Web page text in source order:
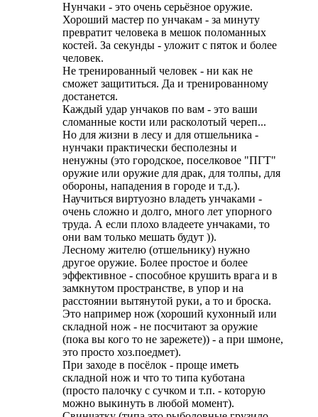
Нунчаки - это очень серьёзное оружие.
Хороший мастер по унчакам - за минуту
превратит человека в мешок поломанных
костей. За секунды - уложит с пяток и более
человек.
Не тренированный человек - ни как не
сможет защититься. Да и тренированному
достанется.
Каждый удар унчаков по вам - это ваши
сломанные кости или расколотый череп...
Но для жизни в лесу и для отшельника -
нунчаки практически бесполезны и
ненужны (это городское, поселковое "ПГТ"
оружие или оружие для драк, для толпы, для
обороны, нападения в городе и т.д.).
Научиться виртуозно владеть унчаками -
очень сложно и долго, много лет упорного
труда. А если плохо владеете унчаками, то
они вам только мешать будут )).
Лесному жителю (отшельнику) нужно
другое оружие. Более простое и более
эффективное - способное крушить врага и в
замкнутом пространстве, в упор и на
расстоянии вытянутой руки, а то и броска.
Это например нож (хороший кухонный или
складной нож - не посчитают за оружие
(пока вы кого то не зарежете)) - а при шмоне,
это просто хоз.поедмет).
При заходе в посёлок - проще иметь
складной нож и что то типа куботана
(просто палочку с сучком и т.п. - которую
можно выкинуть в любой момент).